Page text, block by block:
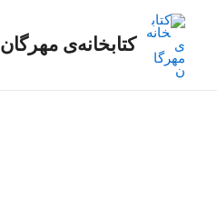
کتابخانه‌ی مهرگان